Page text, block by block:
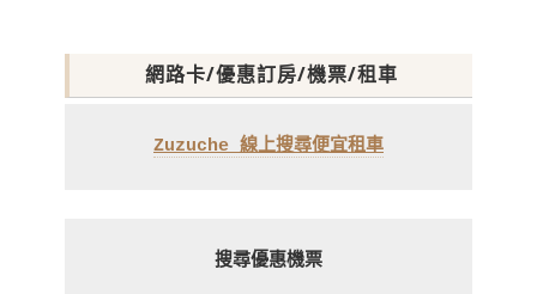
網路卡/優惠訂房/機票/租車
Zuzuche 線上搜尋便宜租車
搜尋優惠機票